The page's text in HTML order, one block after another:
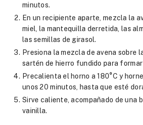
minutos.
En un recipiente aparte, mezcla la
miel, la mantequilla derretida, las
las semillas de girasol.
Presiona la mezcla de avena sobre
sartén de hierro fundido para
Precalienta el horno a 180°C y
unos 20 minutos, hasta que esté
Sirve caliente, acompañado de una
vainilla.